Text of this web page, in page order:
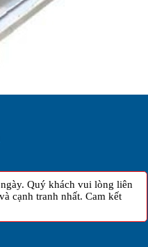
Quý khách vui lòng liên
cạnh tranh nhất. Cam kết